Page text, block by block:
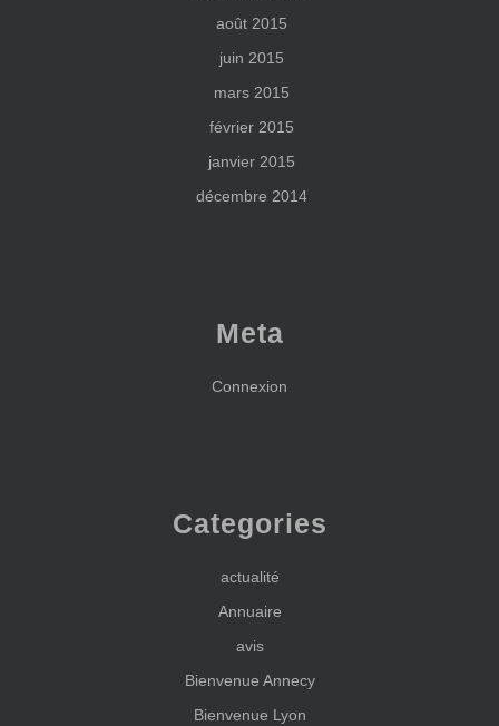
août 2015
juin 2015
mars 2015
février 2015
janvier 2015
décembre 2014
Meta
Connexion
Categories
actualité
Annuaire
avis
Bienvenue Annecy
Bienvenue Lyon